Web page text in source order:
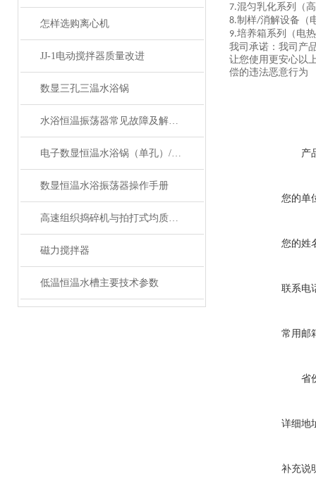
怎样选购离心机
JJ-1电动搅拌器质量改进
数显三孔三温水浴锅
水浴恒温振荡器常见故障及解决方案
电子数显恒温水浴锅（单孔）/不锈钢恒温水浴 电热水浴锅
数显恒温水浴振荡器操作手册
高速组织捣碎机与拍打式均质机的区别
磁力搅拌器
低温恒温水槽主要技术参数
7.混匀乳化系列（
8.制样/消解设备（
9.培养箱系列（电
我司承诺：我司产
让您使用更安心以
偿的违法恶意行为
产
您的单
您的姓
联系电
常用邮
省
详细地
补充说